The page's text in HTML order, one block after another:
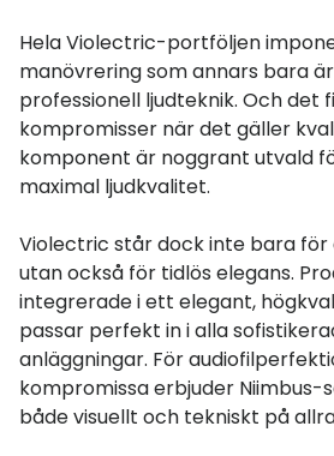
Hela Violectric-portföljen
manövrering som annars bara
professionell ljudteknik. Och det
kompromisser när det gäller
komponent är noggrant utvald
maximal ljudkvalitet.
Violectric står dock inte bara för
utan också för tidlös elegans.
integrerade i ett elegant,
passar perfekt in i alla
anläggningar. För
kompromissa erbjuder Niimbus-
både visuellt och tekniskt på